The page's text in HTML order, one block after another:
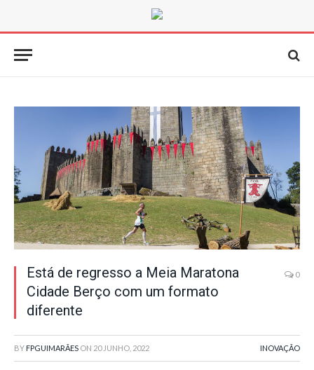
Está de regresso a Meia Maratona
Cidade Berço com um formato
diferente
0
BY FPGUIMARÃES ON 20 JUNHO, 2022 INOVAÇÃO